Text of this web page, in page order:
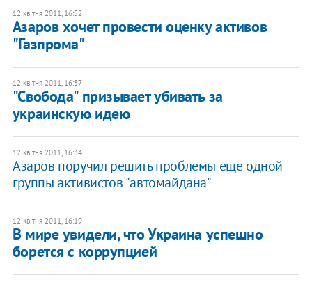
12 квітня 2011, 16:52
​Азаров хочет провести оценку активов
"Газпрома"
12 квітня 2011, 16:37
"Свобода" призывает убивать за
украинскую идею
12 квітня 2011, 16:34
​Азаров поручил решить проблемы еще одной
группы активистов "автомайдана"
12 квітня 2011, 16:19
​В мире увидели, что Украина успешно
борется с коррупцией